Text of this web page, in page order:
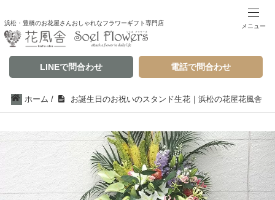
浜松・豊橋のお花屋さんおしゃれなフラワーギフト専門店
LINEで問合わせ 電話で問合わせ
メニュー
ホーム / お誕生日のお祝いのスタンド生花｜浜松の花屋花風舎